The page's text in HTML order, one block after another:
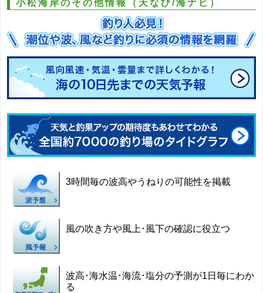
小松海岸のその他情報（天なび/海ナビ）
3時間毎の波高やうねりの可能性を掲載
風の吹き方や風上･風下の確認に役立つ
波高･海水温･海流･塩分の予測が1日毎にわか
る